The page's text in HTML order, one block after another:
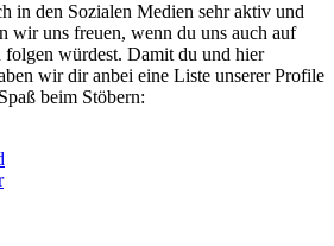
in den Sozialen Medien sehr aktiv und
wir uns freuen, wenn du uns auch auf
folgen würdest. Damit du und hier
wir dir anbei eine Liste unserer Profile
beim Stöbern: